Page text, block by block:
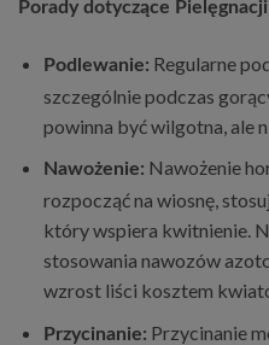
Porady dotyczące
Podlewanie: Regularne
szczególnie podczas
powinna być wilgotna, ale
Nawożenie: Nawożenie
rozpocząć na wiosnę,
który wspiera kwitnienie.
stosowania nawozów
wzrost liści kosztem
Przycinanie: Przycinanie